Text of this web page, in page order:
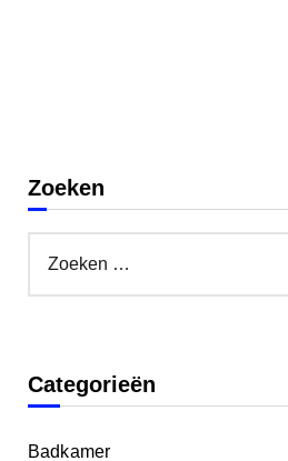
Zoeken
Categorieën
Badkamer